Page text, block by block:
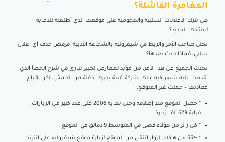
المغامرة الفاشلة؟
هل تترك الإعلانات السلبية والهجومية على موقعها الذي أطلقته للدعاية
لمنتجها الجديد؟
تحلى صاحب الأمر والربط في شيفروليه بالشجاعة الأدبية، فرفض حذف أي إعلان
سلبي، فماذا حدث بعدها؟
تحدث الجميع عن هذا الأمر، من مؤيد لمعارض لخبير تبارى في شرح الخطأ الذي
أقدمت عليه شيفروليه وأنها شركة غبية يديرها حفنة من الحمقى، لكن الأيام –
كعادتها – حملت غير المتوقع.
* حصل الموقع منذ إطلاقه وحتى نهاية 2006 على عدد كبير من الزيارات،
قرابة 629 ألف زيارة.
* كل زائر من هؤلاء قضى في المتوسط 9 دقائق في الموقع.
* 66% من هؤلاء الزوار انتقل من الموقع لزيارة موقع شيفروليه على انترنت.